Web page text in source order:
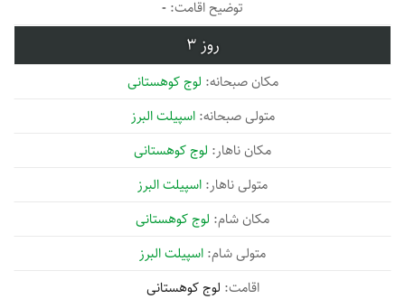
-
3
لوج کوهستانی
اسپیلت البرز
لوج کوهستانی
اسپیلت البرز
لوج کوهستانی
اسپیلت البرز
لوج کوهستانی